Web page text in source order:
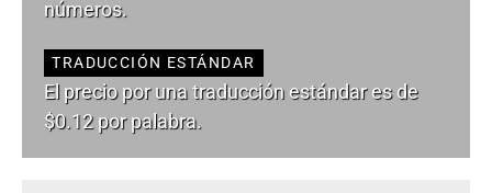
números.
TRADUCCIÓN ESTÁNDAR
El precio por una traducción estándar es de
$0.12 por palabra.